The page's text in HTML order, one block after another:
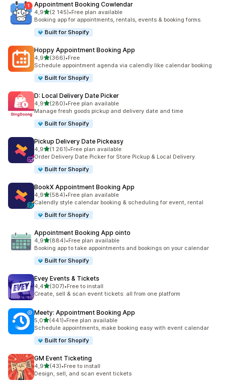
Appointment Booking Cowlendar
4,9/ 5 tähteä
(2 145)
2145 arvostelua yhteensä
•Free plan available
Booking app for appointments, rentals, events & booking forms.
Built for Shopify
Hoppy Appointment Booking App
4,9/ 5 tähteä
(366)
366 arvostelua yhteensä
•Free
Schedule appointment agenda via calendly like calendar booking
Built for Shopify
D: Local Delivery Date Picker
4,9/ 5 tähteä
(280)
280 arvostelua yhteensä
•Free plan available
Manage fresh goods pickup and delivery date and time
Built for Shopify
Pickup Delivery Date Pickeasy
4,9/ 5 tähteä
(1 261)
1261 arvostelua yhteensä
•Free plan available
Order Delivery Date Picker for Store Pickup & Local Delivery.
Built for Shopify
BookX Appointment Booking App
4,9/ 5 tähteä
(584)
584 arvostelua yhteensä
•Free plan available
Calendly style calendar booking & scheduling for event, rental
Built for Shopify
Appointment Booking App ointo
4,9/ 5 tähteä
(884)
884 arvostelua yhteensä
•Free plan available
Booking app to take appointments and bookings on your calendar
Built for Shopify
Evey Events & Tickets
4,4/ 5 tähteä
(307)
307 arvostelua yhteensä
•Free to install
Create, sell & scan event tickets: all from one platform
Meety: Appointment Booking App
5,0/ 5 tähteä
(441)
441 arvostelua yhteensä
•Free plan available
Schedule appointments, make booking easy with event calendar
Built for Shopify
GM Event Ticketing
4,9/ 5 tähteä
(43)
43 arvostelua yhteensä
•Free to install
Design, sell, and scan event tickets